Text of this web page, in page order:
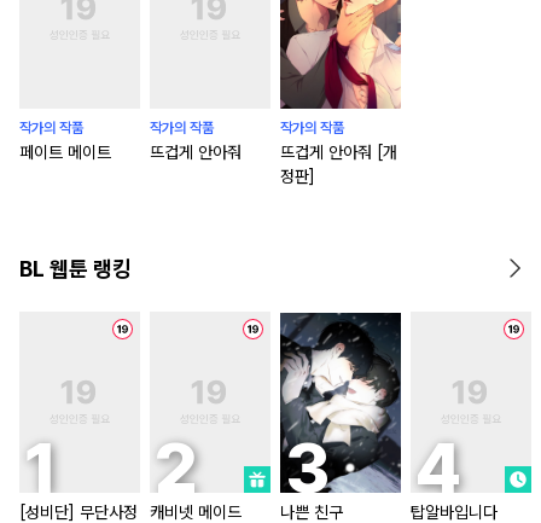
작가의 작품
페이트 메이트
작가의 작품
뜨겁게 안아줘
작가의 작품
뜨겁게 안아줘 [개
정판]
BL 웹툰 랭킹
[성비단] 무단사정
캐비넷 메이드 나쁜 친구 탑알바입니다